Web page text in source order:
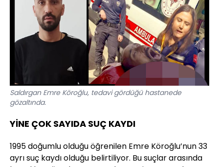
Saldırgan Emre Köroğlu, tedavi gördüğü hastanede
gözaltında.
YİNE ÇOK SAYIDA SUÇ KAYDI
1995 doğumlu olduğu öğrenilen Emre Köroğlu’nun 33
ayrı suç kaydı olduğu belirtiliyor. Bu suçlar arasında